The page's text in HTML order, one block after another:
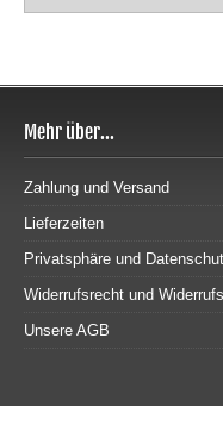
Mehr über...
Zahlung und Versand
Lieferzeiten
Privatsphäre und
Widerrufsrecht und
Unsere AGB